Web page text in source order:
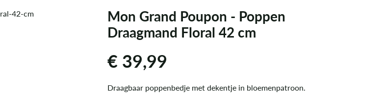
Mon Grand Poupon - Poppen
Draagmand Floral 42 cm
€39,99
Draagbaar poppenbedje met dekentje in bloemenpatroon.